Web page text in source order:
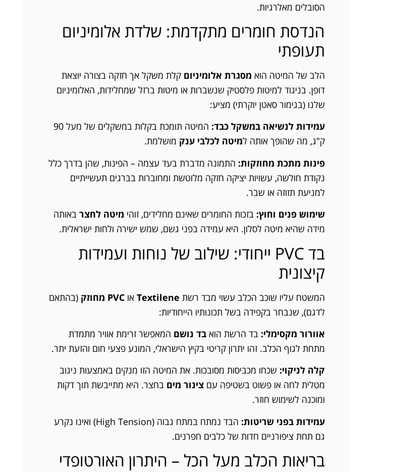
הסובלים מאלרגיות.
הנדסת חומרים מתקדמת: שלדת אלומיניום
תעופתי
הלב של המיטה הוא מסגרת אלומיניום קלת משקל אך חזקה בצורה יוצאת
דופן. בניגוד למיטות פלסטיק שנשברות או מיטות ברזל שמחלידות, האלומיניום
שלנו (בגימור סאטן יוקרתי) מציע:
עמידות לנשיאה במשקל כבד:
המיטה תומכת בקלות במשקלים של מעל 90
ק"ג, מה שהופך אותה למיטה לכלבי ענק מושלמת.
פינות מתכת מחוזקות: התמונה מדברת בעד עצמה – הפינות, שהן בדרך כלל
נקודת חולשה, עשויות יציקה חזקה מלוטשת ומחוברות בברגים תעשייתיים
למניעת תזוזה או שבר.
שימוש פנים וחוץ: בזכות החומרים שאינם מחלידים, זוהי מיטה לחצר באותה
מידה שהיא מיטה לסלון. היא עמידה בפני גשם, שמש ישירה ולחות ישראלית.
בד PVC ייחודי: שילוב של נוחות ועמידות
קיצונית
המשטח עליו שוכב הכלב עשוי מבד רשת Textilene או PVC מחוזק
(בהתאם
לדגם), שנבחר בקפידה בשל תכונותיו הייחודיות:
אוורור מקסימלי: בד הרשת הוא בד נושם המאפשר זרימת אוויר מתמדת
מתחת לגוף הכלב. זהו יתרון קריטי בקיץ הישראלי, המונע פצעי חום והזעת יתר.
קלה לניקוי: שכחו מכביסות מסובכות. את המיטה הזו מנקים באמצעות ניגוב
מטלית לחה או פשוט בשטיפה עם צינור מים בחצר. היא מתייבשת תוך דקות
ומוכנה לשימוש חוזר.
עמידות בפני שריטות:
הבד נמתח במתח גבוה (High Tension) ואינו נקרע
גם תחת ציפורניים חדות של כלבים חפרנים.
בריאות הכלב מעל הכל – היתרון האורטופדי